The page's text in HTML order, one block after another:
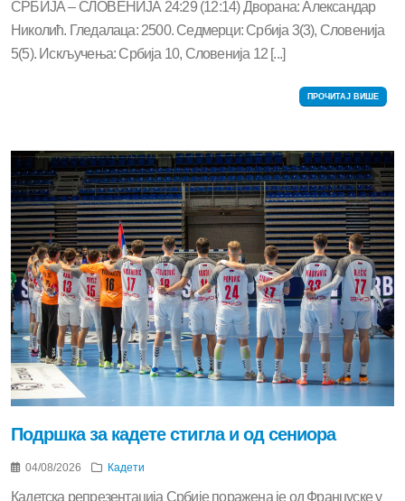
СРБИЈА – СЛОВЕНИЈА 24:29 (12:14) Дворана: Александар
Николић. Гледалаца: 2500. Седмерци: Србија 3(3), Словенија
5(5). Искључења: Србија 10, Словенија 12 [...]
ПРОЧИТАЈ ВИШЕ
Подршка за кадете стигла и од сениора
04/08/2026 Кадети
Кадетска репрезентација Србије поражена је од Француске у